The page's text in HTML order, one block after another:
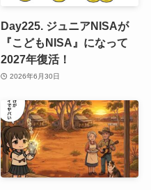
Day225. ジュニアNISAが
『こどもNISA』になって
2027年復活！
2026年6月30日